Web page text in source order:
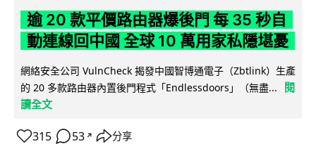
逾 20 款平價路由器爆後門 每 35 秒自
動連線回中國 全球 10 萬用家私隱堪憂
網絡安全公司 VulnCheck 揭發中國智博通電子（Zbtlink）生產
的 20 多款路由器內置後門程式「Endlessdoors」（無盡...
閱
讀全文
315 53 ↗ 分享